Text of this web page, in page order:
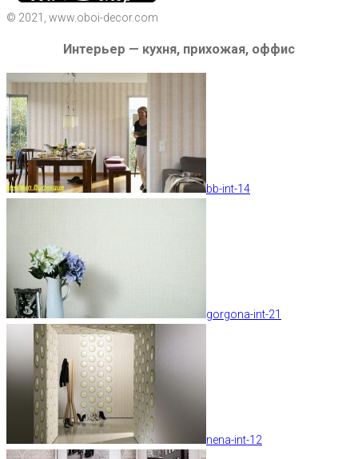
© 2021, www.oboi-decor.com
Интерьер — кухня, прихожая, оффис
bb-int-14
gorgona-int-21
nena-int-12